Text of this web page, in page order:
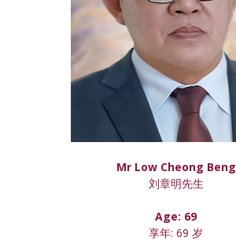
Mr Low Cheong Beng
刘章明先生
Age: 69
享年: 69 岁